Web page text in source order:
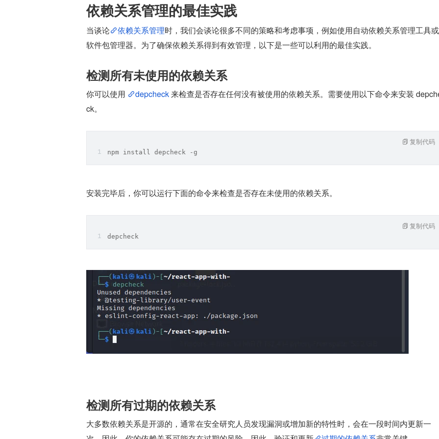
依赖关系管理的最佳实践
当谈论 依赖关系管理时，我们会谈论很多不同的策略和考虑事项，例如使用自动依赖关系管理工具或
软件包管理器。为了确保依赖关系得到有效管理，以下是一些可以利用的最佳实践。
检测所有未使用的依赖关系
你可以使用 depcheck 来检查是否存在任何没有被使用的依赖关系。需要使用以下命令来安装
ck。
npm install depcheck -g
复制代码
安装完毕后，你可以运行下面的命令来检查是否存在未使用的依赖关系。
depcheck
复制代码
检测所有过期的依赖关系
大多数依赖关系是开源的，通常在安全研究人员发现漏洞或增加新的特性时，会在一段时间内更新一